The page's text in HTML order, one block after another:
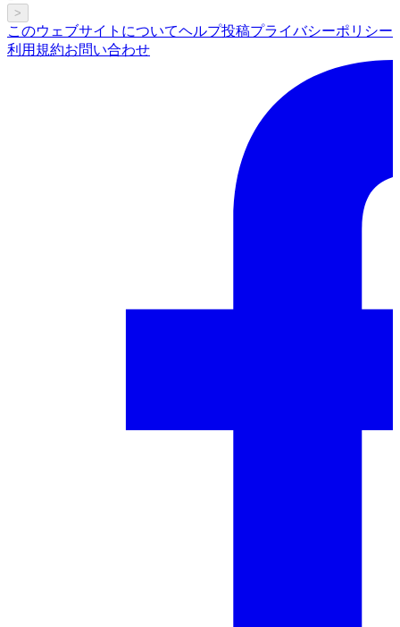
>
このウェブサイトについてヘルプ投稿プライバシーポリシー
利用規約お問い合わせ